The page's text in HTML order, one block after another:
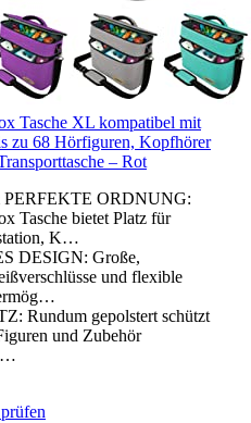
Tasche XL kompatibel mit
zu 68 Hörfiguren, Kopfhörer
– Rot
ORDNUNG:
Tasche bietet Platz für
K…
DESIGN: Große,
und flexible
Rundum gepolstert schützt
und Zubehör